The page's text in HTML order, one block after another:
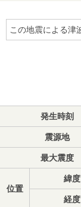
この地震による津
発生時刻
震源地
最大震度
位置
緯度
経度